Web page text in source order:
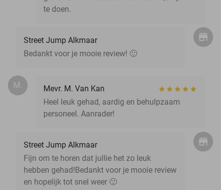
te doen.
Street Jump Alkmaar
Bedankt voor je mooie review! 🙂
M.
Mevr. M. Van Kan
Heel leuk gehad, aardig en behulpzaam
personeel. Aanrader!
Street Jump Alkmaar
Fijn om te horen dat jullie het zo leuk
hebben gehad!Bedankt voor je mooie review
en hopelijk tot snel weer 🙂